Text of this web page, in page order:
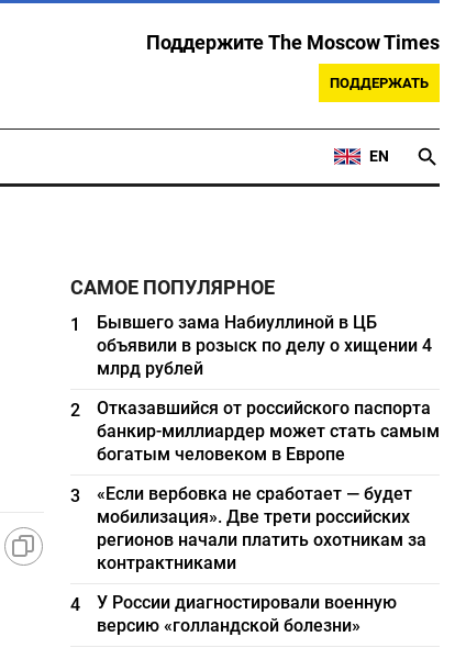
Поддержите The Moscow Times
ПОДДЕРЖАТЬ
EN
САМОЕ ПОПУЛЯРНОЕ
1
Бывшего зама Набиуллиной в ЦБ
объявили в розыск по делу о хищении 4
млрд рублей
2
Отказавшийся от российского паспорта
банкир-миллиардер может стать самым
богатым человеком в Европе
3
«Если вербовка не сработает — будет
мобилизация». Две трети российских
регионов начали платить охотникам за
контрактниками
4
У России диагностировали военную
версию «голландской болезни»